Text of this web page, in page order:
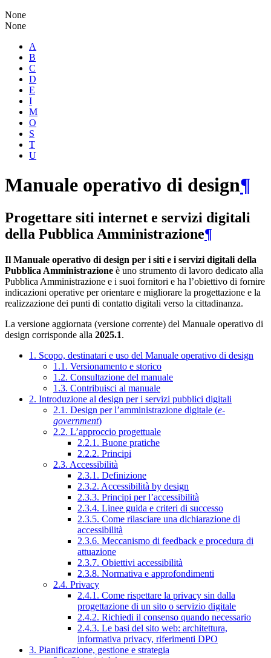
None
None
A
B
C
D
E
I
M
O
S
T
U
Manuale operativo di design¶
Progettare siti internet e servizi digitali
della Pubblica Amministrazione¶
Il Manuale operativo di design per i siti e i servizi digitali della
Pubblica Amministrazione è uno strumento di lavoro dedicato alla
Pubblica Amministrazione e i suoi fornitori e ha l’obiettivo di fornire
indicazioni operative per orientare e migliorare la progettazione e la
realizzazione dei punti di contatto digitali verso la cittadinanza.
La versione aggiornata (versione corrente) del Manuale operativo di
design corrisponde alla 2025.1.
1. Scopo, destinatari e uso del Manuale operativo di design
1.1. Versionamento e storico
1.2. Consultazione del manuale
1.3. Contribuisci al manuale
2. Introduzione al design per i servizi pubblici digitali
2.1. Design per l’amministrazione digitale (e-
government)
2.2. L’approccio progettuale
2.2.1. Buone pratiche
2.2.2. Principi
2.3. Accessibilità
2.3.1. Definizione
2.3.2. Accessibilità by design
2.3.3. Principi per l’accessibilità
2.3.4. Linee guida e criteri di successo
2.3.5. Come rilasciare una dichiarazione di
accessibilità
2.3.6. Meccanismo di feedback e procedura di
attuazione
2.3.7. Obiettivi accessibilità
2.3.8. Normativa e approfondimenti
2.4. Privacy
2.4.1. Come rispettare la privacy sin dalla
progettazione di un sito o servizio digitale
2.4.2. Richiedi il consenso quando necessario
2.4.3. Le basi del sito web: architettura,
informativa privacy, riferimenti DPO
3. Pianificazione, gestione e strategia